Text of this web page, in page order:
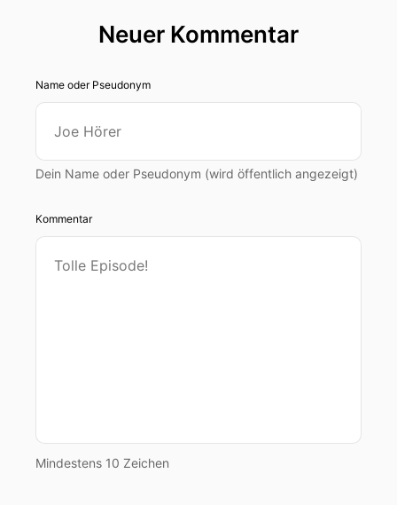
Neuer Kommentar
Name oder Pseudonym
Dein Name oder Pseudonym (wird öffentlich angezeigt)
Kommentar
Mindestens 10 Zeichen